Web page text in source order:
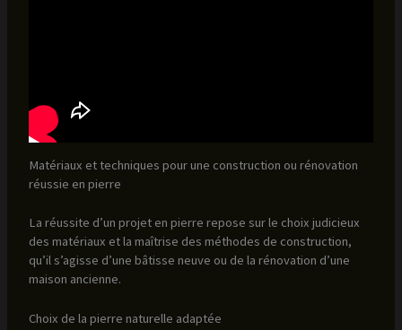
Matériaux et techniques pour une construction ou rénovation
réussie en pierre
La réussite d’un projet en pierre repose sur le choix judicieux
des matériaux et la maîtrise des méthodes de construction,
qu’il s’agisse d’une bâtisse neuve ou de la rénovation d’une
maison ancienne.
Choix de la pierre naturelle adaptée